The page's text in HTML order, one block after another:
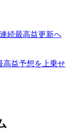
続最高益更新へ
高益予想を上乗せ